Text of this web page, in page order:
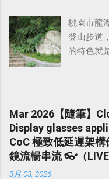
龍古道，
援牌那邊
道路回到
都滿平
的入口後
走有舖設
『你是不
魔，你全
我前段時
聽到覺得
輪已經
邊 堅守工
一群禿鷹
成獅子啦
一個最近
長春嶺這
裡是鳶山
下至 鳶山
一個楓
峋的大漢
後，即抵
山） ，山
基石一顆
橋及鶯歌
桃園市龍
登山步道
的特色就
登山口
鍊腳力可
環湖步道
然，下山
花和青草
重新整理
最多人開
Mar 2026【隨筆】
Display glasses
CoC 極致低延遲架
鏡流暢串流 👓（LIVE
3月 03, 2026